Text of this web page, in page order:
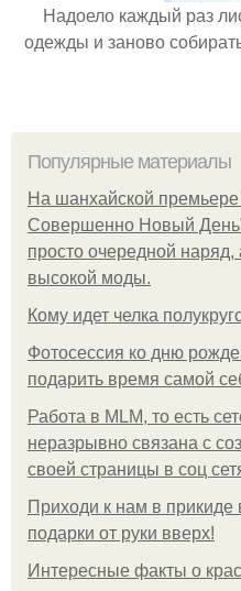
Надоело каждый раз
одежды и заново
Популярные материалы
На шанхайской
Совершенно Новый
просто очередной
высокой моды.
Кому идет челка
Фотосессия ко дню
подарить время самой
Работа в MLM, то есть
неразрывно связана с
своей страницы в соц
Приходи к нам в прикиде
подарки от руки вверх!
Интересные факты о